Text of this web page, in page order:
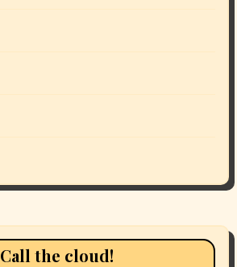
Call the cloud!